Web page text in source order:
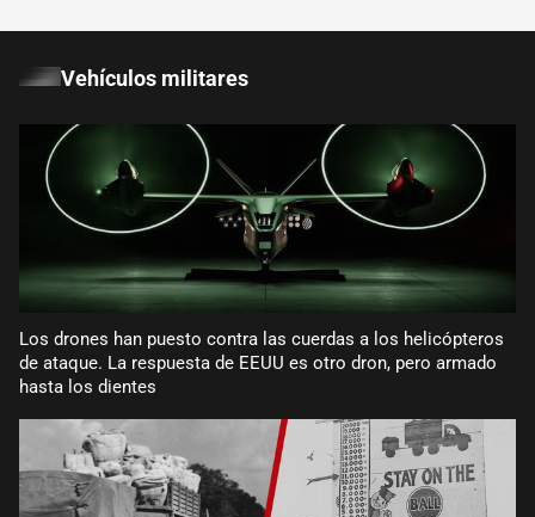
Vehículos militares
Los drones han puesto contra las cuerdas a los helicópteros
de ataque. La respuesta de EEUU es otro dron, pero armado
hasta los dientes